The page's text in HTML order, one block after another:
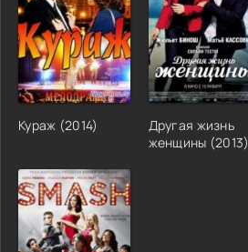
Кураж (2014)
Другая жизнь
женщины (2013)